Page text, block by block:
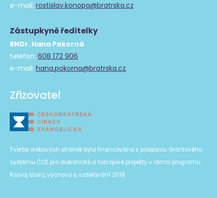
e-mail: rostislav.konopa@bratrska.cz
Zástupkyně ředitelky
RNDr. Hana Pokorná
telefon: 608 172 906
e-mail: hana.pokorna@bratrska.cz
Zřizovatel
Tvorba webových stránek byla financována s podporou Grantového
systému ČCE pro diakonické a rozvojové projekty v rámci programu
Rozvoj sborů, výchova a vzdělávání 2018.